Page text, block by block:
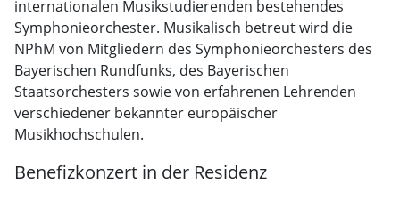
internationalen Musikstudierenden bestehendes
Symphonieorchester. Musikalisch betreut wird die
NPhM von Mitgliedern des Symphonieorchesters des
Bayerischen Rundfunks, des Bayerischen
Staatsorchesters sowie von erfahrenen Lehrenden
verschiedener bekannter europäischer
Musikhochschulen.
Benefizkonzert in der Residenz